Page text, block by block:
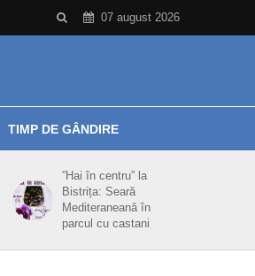
07 august 2026
TIMP DE GÂNDIRE
”Hai în centru” la
Bistrița: Seară
Mediteraneană în
parcul cu castani